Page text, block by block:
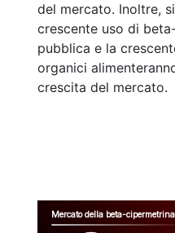
del mercato. Inoltre,
crescente uso di
pubblica e la
organici
crescita del mercato.
Mercato della beta-cipermetrina